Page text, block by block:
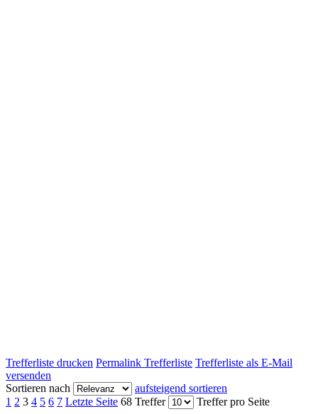
Trefferliste drucken Permalink Trefferliste Trefferliste als E-Mail
versenden
Sortieren nach
aufsteigend sortieren
1 2 3 4 5 6 7 Letzte Seite 68 Treffer Treffer pro Seite